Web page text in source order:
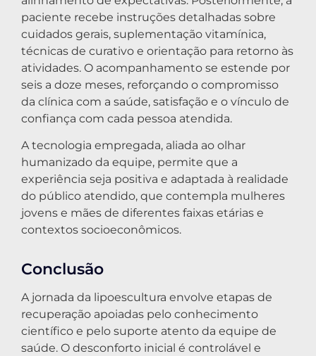
paciente recebe instruções detalhadas sobre
cuidados gerais, suplementação vitamínica,
técnicas de curativo e orientação para retorno às
atividades. O acompanhamento se estende por
seis a doze meses, reforçando o compromisso
da clínica com a saúde, satisfação e o vínculo de
confiança com cada pessoa atendida.
A tecnologia empregada, aliada ao olhar
humanizado da equipe, permite que a
experiência seja positiva e adaptada à realidade
do público atendido, que contempla mulheres
jovens e mães de diferentes faixas etárias e
contextos socioeconômicos.
Conclusão
A jornada da lipoescultura envolve etapas de
recuperação apoiadas pelo conhecimento
científico e pelo suporte atento da equipe de
saúde. O desconforto inicial é controlável e